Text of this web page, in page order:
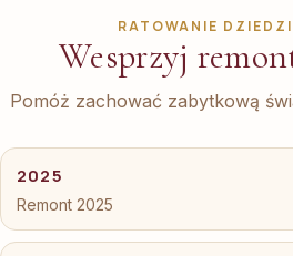
RATOWANIE
Wesprzyj
Pomóż zachować zabytkową
2025
Remont 2025